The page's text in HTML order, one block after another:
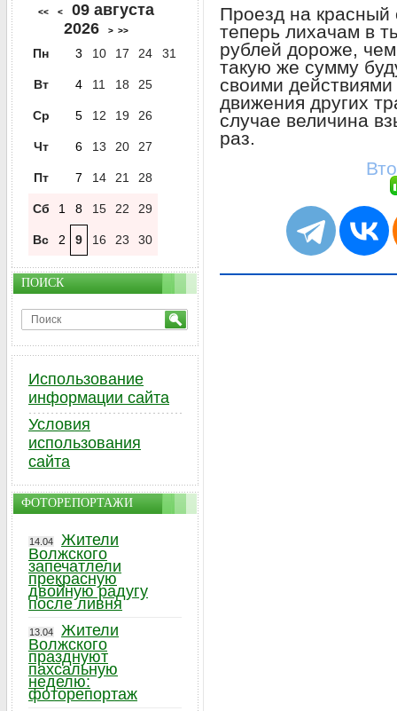
Проезд на красный
теперь лихачам в
рублей дороже,
такую же сумму
своими
движения других
случае величина
раз.
<< <
09 августа
2026
> >>
Пн 3 10 17 24 31
Вт 4 11 18 25
Ср 5 12 19 26
Чт 6 13 20 27
Пт 7 14 21 28
Сб 1 8 15 22 29
Вс 2 9 16 23 30
ПОИСК
Использование
информации сайта
Условия
использования
сайта
ФОТОРЕПОРТАЖИ
14.04
Жители
Волжского
запечатлели
прекрасную
двойную радугу
после ливня
13.04
Жители
Волжского
празднуют
пахсальную
неделю:
фоторепортаж